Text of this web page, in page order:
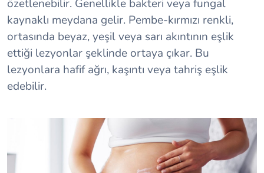
özetlenebilir. Genellikle bakteri veya fungal
kaynaklı meydana gelir. Pembe-kırmızı renkli,
ortasında beyaz, yeşil veya sarı akıntının eşlik
ettiği lezyonlar şeklinde ortaya çıkar. Bu
lezyonlara hafif ağrı, kaşıntı veya tahriş eşlik
edebilir.